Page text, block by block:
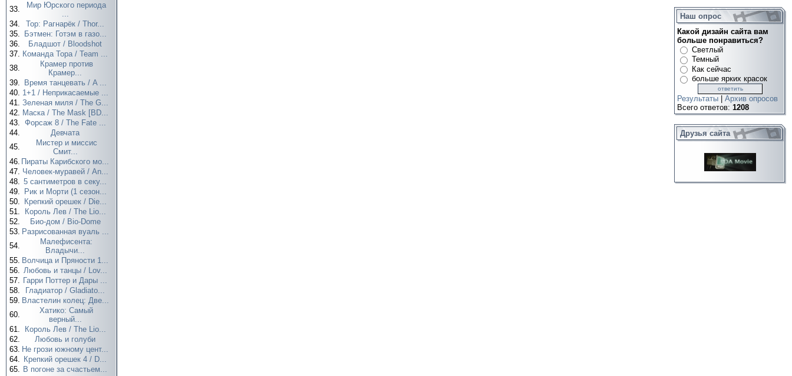
33.
Мир Юрского периода
...
34.
Тор: Рагнарёк / Thor...
35.
Бэтмен: Готэм в газо...
36.
Бладшот / Bloodshot
37. Команда Тора / Team ...
38.
Крамер против
Крамер...
39.
Время танцевать / A ...
40. 1+1 / Неприкасаемые ...
41. Зеленая миля / The G...
42. Маска / The Mask [BD...
43. Форсаж 8 / The Fate ...
44.
Девчата
45.
Мистер и миссис
Смит...
46. Пираты Карибского мо...
47. Человек-муравей / An...
48. 5 сантиметров в секу...
49.
Рик и Морти (1 сезон...
50.
Крепкий орешек / Die...
51.
Король Лев / The Lio...
52.
Био-дом / Bio-Dome
53. Разрисованная вуаль ...
54.
Малефисента:
Владычи...
55. Волчица и Пряности 1...
56. Любовь и танцы / Lov...
57. Гарри Поттер и Дары ...
58.
Гладиатор / Gladiato...
59. Властелин колец: Две...
60.
Хатико: Самый
верный...
61.
Король Лев / The Lio...
62.
Любовь и голуби
63. Не грози южному цент...
64. Крепкий орешек 4 / D...
65. В погоне за счастьем...
Наш опрос
Какой дизайн сайта вам
больше понравиться?
Светлый
Темный
Как сейчас
больше ярких красок
Результаты
Архив опросов
Всего ответов: 1208
Друзья сайта